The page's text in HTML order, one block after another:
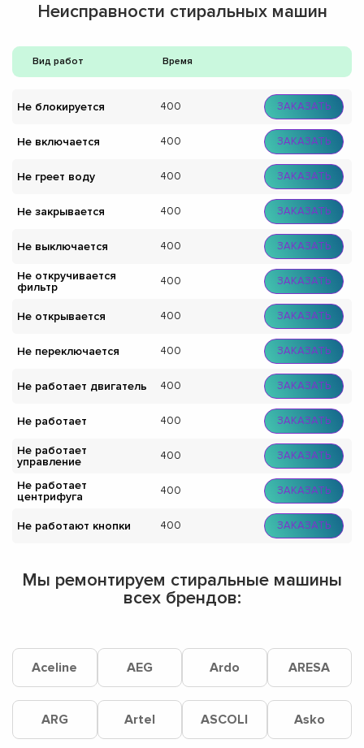
Неисправности стиральных машин
Вид работ Время
Не блокируется 400 ЗАКАЗАТЬ
Не включается 400 ЗАКАЗАТЬ
Не греет воду 400 ЗАКАЗАТЬ
Не закрывается 400 ЗАКАЗАТЬ
Не выключается 400 ЗАКАЗАТЬ
Не откручивается
фильтр
400 ЗАКАЗАТЬ
Не открывается 400 ЗАКАЗАТЬ
Не переключается 400 ЗАКАЗАТЬ
Не работает двигатель 400 ЗАКАЗАТЬ
Не работает 400 ЗАКАЗАТЬ
Не работает
управление
400 ЗАКАЗАТЬ
Не работает
центрифуга
400 ЗАКАЗАТЬ
Не работают кнопки 400 ЗАКАЗАТЬ
Мы ремонтируем стиральные машины
всех брендов:
Aceline AEG Ardo ARESA
ARG Artel ASCOLI Asko